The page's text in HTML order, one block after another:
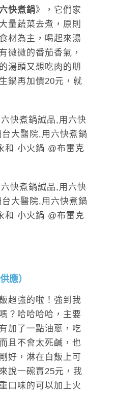
快煮鍋》，它們家
量蔬菜去煮，原則
材為主，喝起來湯
微微的番茄香氣，
湯頭又想吃肉的朋
鍋再加價20元，就
應）
超強的啦！強到我
？哈哈哈哈，主要
加了一點油蔥，吃
且不會太死鹹，也
好，淋在白飯上可
說一碗賣25元，我
口味的可以加上火